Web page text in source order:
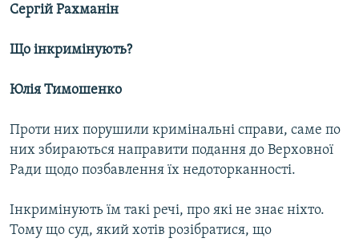
Сергій Рахманін
Що інкримінують?
Юлія Тимошенко
Проти них порушили кримінальні справи, саме по
них збираються направити подання до Верховної
Ради щодо позбавлення їх недоторканності.
Інкримінують їм такі речі, про які не знає ніхто.
Тому що суд, який хотів розібратися, що